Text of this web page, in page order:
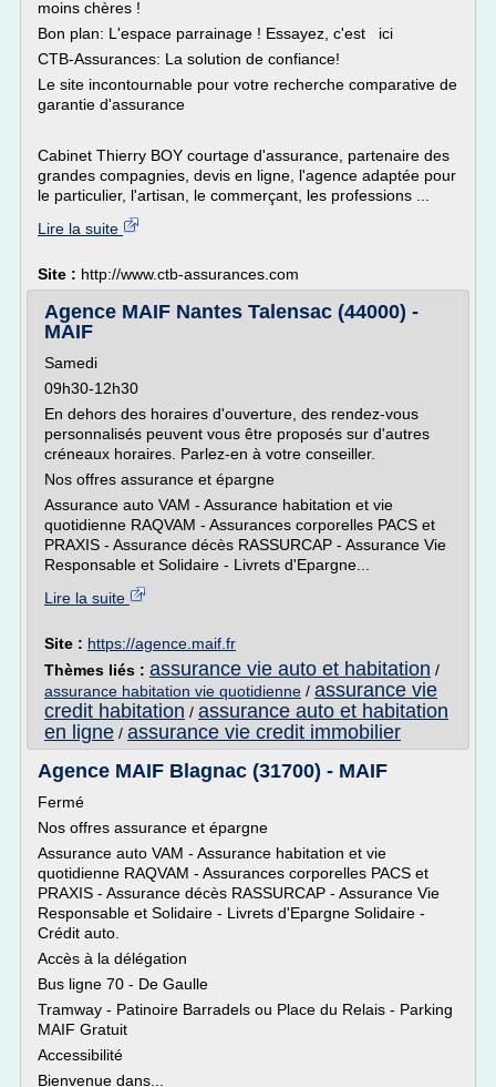
moins chères !
Bon plan: L'espace parrainage ! Essayez, c'est ici
CTB-Assurances: La solution de confiance!
Le site incontournable pour votre recherche comparative de
garantie d'assurance
Cabinet Thierry BOY courtage d'assurance, partenaire des
grandes compagnies, devis en ligne, l'agence adaptée pour
le particulier, l'artisan, le commerçant, les professions ...
Lire la suite
Site : http://www.ctb-assurances.com
Agence MAIF Nantes Talensac (44000) -
MAIF
Samedi
09h30-12h30
En dehors des horaires d'ouverture, des rendez-vous
personnalisés peuvent vous être proposés sur d'autres
créneaux horaires. Parlez-en à votre conseiller.
Nos offres assurance et épargne
Assurance auto VAM - Assurance habitation et vie
quotidienne RAQVAM - Assurances corporelles PACS et
PRAXIS - Assurance décès RASSURCAP - Assurance Vie
Responsable et Solidaire - Livrets d'Epargne...
Lire la suite
Site : https://agence.maif.fr
Thèmes liés : assurance vie auto et habitation /
assurance habitation vie quotidienne / assurance vie
credit habitation / assurance auto et habitation
en ligne / assurance vie credit immobilier
Agence MAIF Blagnac (31700) - MAIF
Fermé
Nos offres assurance et épargne
Assurance auto VAM - Assurance habitation et vie
quotidienne RAQVAM - Assurances corporelles PACS et
PRAXIS - Assurance décès RASSURCAP - Assurance Vie
Responsable et Solidaire - Livrets d'Epargne Solidaire -
Crédit auto.
Accès à la délégation
Bus ligne 70 - De Gaulle
Tramway - Patinoire Barradels ou Place du Relais - Parking
MAIF Gratuit
Accessibilité
Bienvenue dans...